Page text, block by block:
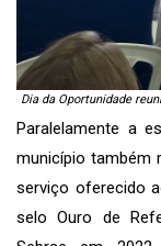
Dia da Oportunidade
Paralelamente a
município também
serviço oferecido
selo Ouro de